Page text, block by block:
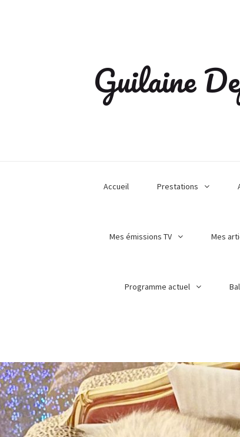
Guilaine
Accueil Prestations
Mes émissions TV Mes
Programme actuel